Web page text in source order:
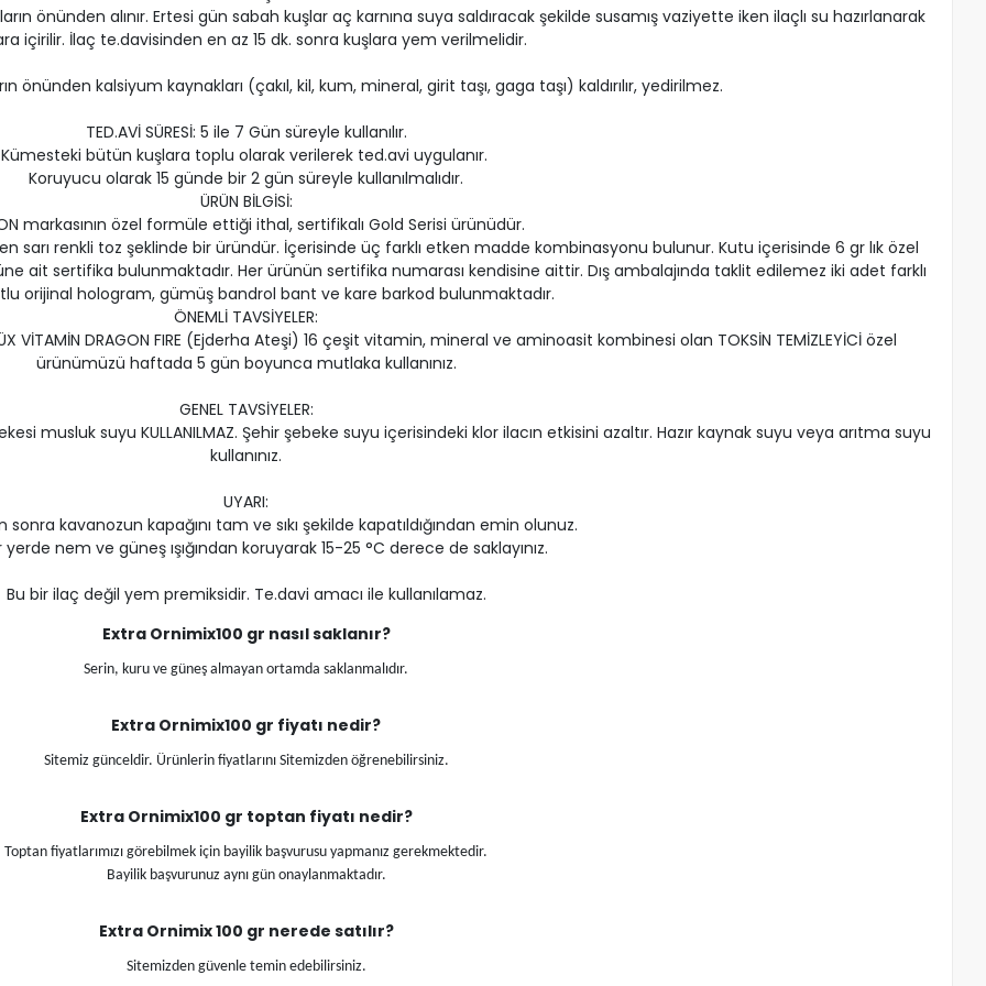
önünden alınır. Ertesi gün sabah kuşlar aç karnına suya saldıracak şekilde susamış vaziyette iken ilaçlı su hazırlanarak
içirilir. İlaç te.davisinden en az 15 dk. sonra kuşlara yem verilmelidir.
önünden kalsiyum kaynakları (çakıl, kil, kum, mineral, girit taşı, gaga taşı) kaldırılır, yedirilmez.
TED.AVİ SÜRESİ: 5 ile 7 Gün süreyle kullanılır.
Kümesteki bütün kuşlara toplu olarak verilerek ted.avi uygulanır.
Koruyucu olarak 15 günde bir 2 gün süreyle kullanılmalıdır.
ÜRÜN BİLGİSİ:
markasının özel formüle ettiği ithal, sertifikalı Gold Serisi ürünüdür.
sarı renkli toz şeklinde bir üründür. İçerisinde üç farklı etken madde kombinasyonu bulunur. Kutu içerisinde 6 gr lık özel
ait sertifika bulunmaktadır. Her ürünün sertifika numarası kendisine aittir. Dış ambalajında taklit edilemez iki adet farklı
orijinal hologram, gümüş bandrol bant ve kare barkod bulunmaktadır.
ÖNEMLİ TAVSİYELER:
DRAGON FIRE (Ejderha Ateşi) 16 çeşit vitamin, mineral ve aminoasit kombinesi olan TOKSİN TEMİZLEYİCİ özel
ürünümüzü haftada 5 gün boyunca mutlaka kullanınız.
GENEL TAVSİYELER:
musluk suyu KULLANILMAZ. Şehir şebeke suyu içerisindeki klor ilacın etkisini azaltır. Hazır kaynak suyu veya arıtma suyu
kullanınız.
UYARI:
sonra kavanozun kapağını tam ve sıkı şekilde kapatıldığından emin olunuz.
yerde nem ve güneş ışığından koruyarak 15-25 °C derece de saklayınız.
Bu bir ilaç değil yem premiksidir. Te.davi amacı ile kullanılamaz.
Extra Ornimix100 gr nasıl saklanır?
Serin, kuru ve güneş almayan ortamda saklanmalıdır.
Extra Ornimix100 gr fiyatı nedir?
Sitemiz günceldir. Ürünlerin fiyatlarını Sitemizden öğrenebilirsiniz.
Extra Ornimix100 gr toptan fiyatı nedir?
Toptan fiyatlarımızı görebilmek için bayilik başvurusu yapmanız gerekmektedir.
Bayilik başvurunuz aynı gün onaylanmaktadır.
Extra Ornimix 100 gr nerede satılır?
Sitemizden güvenle temin edebilirsiniz.